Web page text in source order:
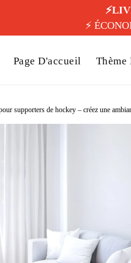
⚡️
Page D'accueil Thème
supporters de hockey – créez une